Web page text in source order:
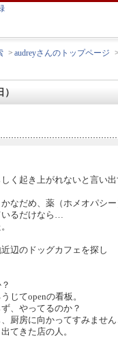
> audreyさんのトップページ >
く起き上がれないと言い出
なだめ、薬（ホメオパシー
いるだけなら…
辺のドッグカフェを探し
じてopenの看板。
、やってるのか？
厨房に向かってすみません
てきた店の人。